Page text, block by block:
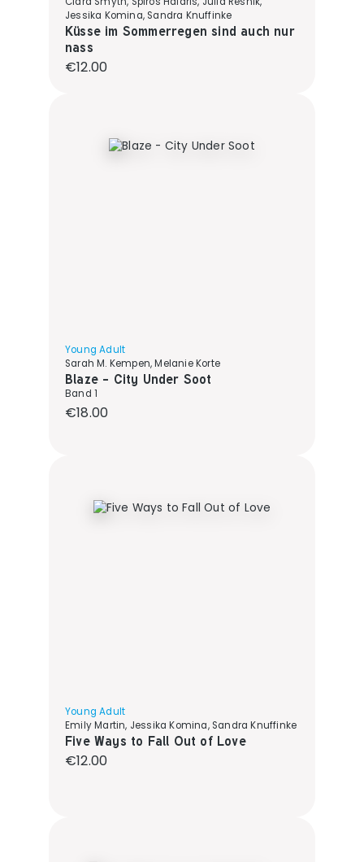
Jessika Komina, Sandra Knuffinke
Küsse im Sommerregen sind auch nur
nass
Regular price:
€12.00
Young Adult
Sarah M. Kempen, Melanie Korte
Blaze - City Under Soot
Band 1
Regular price:
€18.00
Young Adult
Emily Martin, Jessika Komina, Sandra Knuffinke
Five Ways to Fall Out of Love
Regular price:
€12.00